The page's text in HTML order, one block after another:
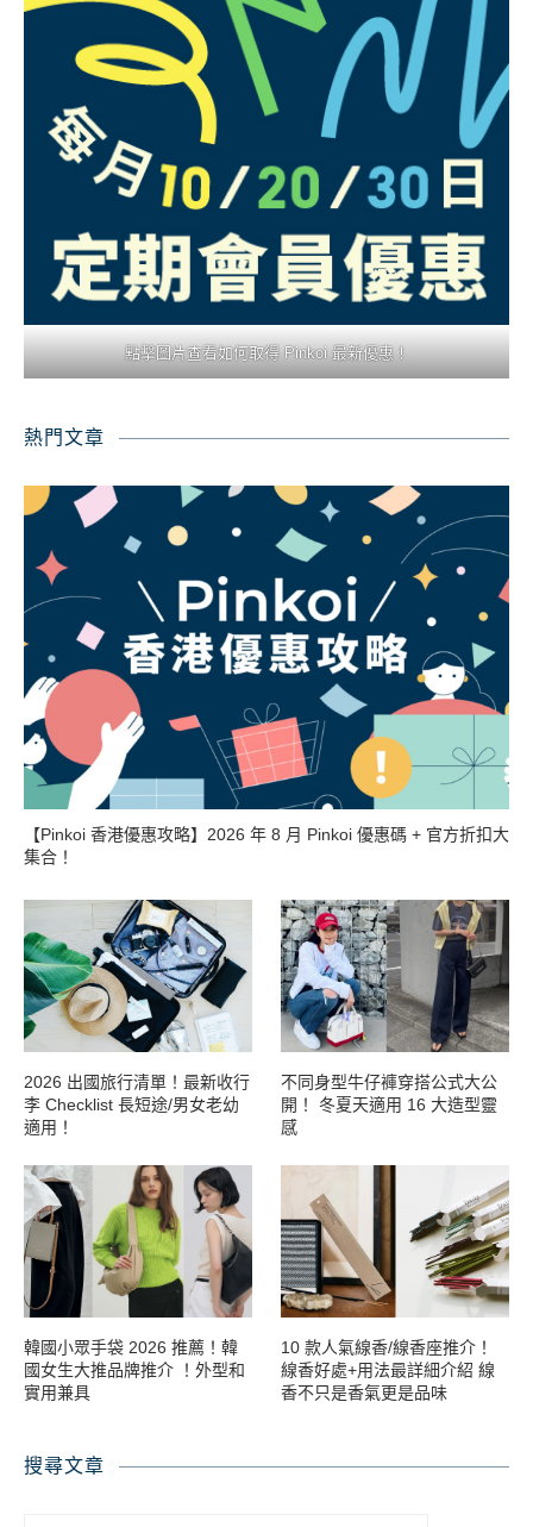
點擊圖片查看如何取得 Pinkoi 最新優惠！
熱門文章
【Pinkoi 香港優惠攻略】2026 年 8 月 Pinkoi 優惠碼 + 官方折扣大
集合！
2026 出國旅行清單！最新收行
李 Checklist 長短途/男女老幼
適用！
不同身型牛仔褲穿搭公式大公
開！ 冬夏天適用 16 大造型靈
感
韓國小眾手袋 2026 推薦！韓
國女生大推品牌推介 ！外型和
實用兼具
10 款人氣線香/線香座推介！
線香好處+用法最詳細介紹 線
香不只是香氣更是品味
搜尋文章